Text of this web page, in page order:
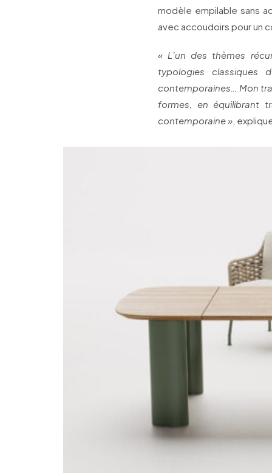
modèle empilable sans
avec accoudoirs pour un
« L’un des thèmes
typologies classiques
contemporaines… Mon
formes, en équilibrant
contemporaine » ,